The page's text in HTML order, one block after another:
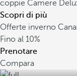
coppie Camere
Scopri di più
Offerte inverno
Fino al 10%
Prenotare
Compara